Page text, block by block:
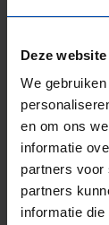
Deze
We
en om ons
informatie
partners voor
partners
informatie
Arnhem
Gevonden
73m²